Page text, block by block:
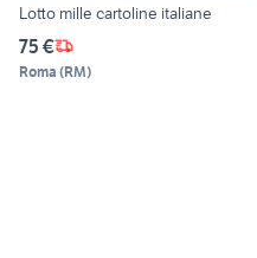
Lotto mille cartoline italiane
75 €
Roma (RM)